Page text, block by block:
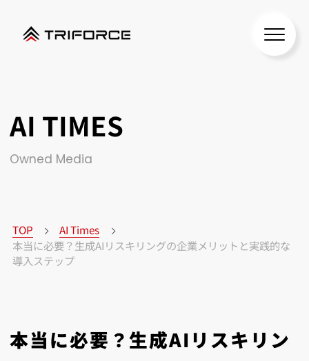
AI TIMES
Owned Media
TOP
AI Times
本当に必要？生成AIリスキリングの企業メリットと実践的な
導入ステップ
本当に必要？生成AIリスキリン